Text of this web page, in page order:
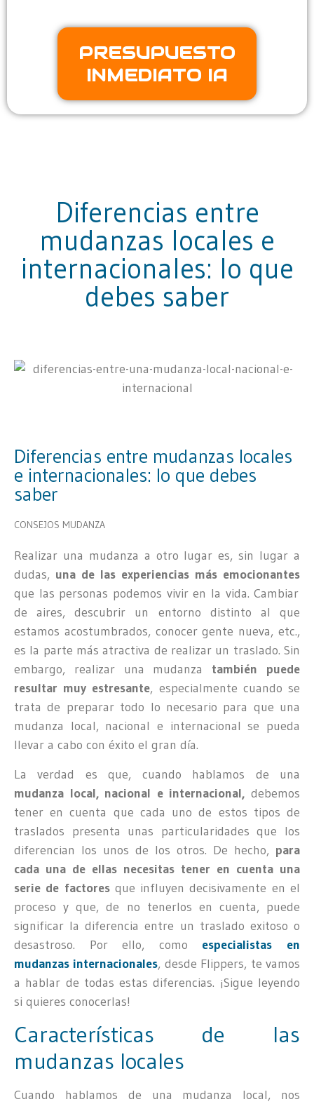
PRESUPUESTO
INMEDIATO IA
Diferencias entre
mudanzas locales e
internacionales: lo que
debes saber
Diferencias entre mudanzas locales
e internacionales: lo que debes
saber
CONSEJOS MUDANZA
Realizar una mudanza a otro lugar es, sin lugar a
dudas, una de las experiencias más emocionantes
que las personas podemos vivir en la vida. Cambiar
de aires, descubrir un entorno distinto al que
estamos acostumbrados, conocer gente nueva, etc.,
es la parte más atractiva de realizar un traslado. Sin
embargo, realizar una mudanza
también puede
resultar muy estresante, especialmente cuando se
trata de preparar todo lo necesario para que una
mudanza local, nacional e internacional se pueda
llevar a cabo con éxito el gran día.
La verdad es que, cuando hablamos de una
mudanza local, nacional e internacional, debemos
tener en cuenta que cada uno de estos tipos de
traslados presenta unas particularidades que los
diferencian los unos de los otros. De hecho, para
cada una de ellas necesitas tener en cuenta una
serie de factores que influyen decisivamente en el
proceso y que, de no tenerlos en cuenta, puede
significar la diferencia entre un traslado exitoso o
desastroso. Por ello, como especialistas en
mudanzas internacionales, desde Flippers, te vamos
a hablar de todas estas diferencias. ¡Sigue leyendo
si quieres conocerlas!
Características de las
mudanzas locales
Cuando hablamos de una mudanza local, nos